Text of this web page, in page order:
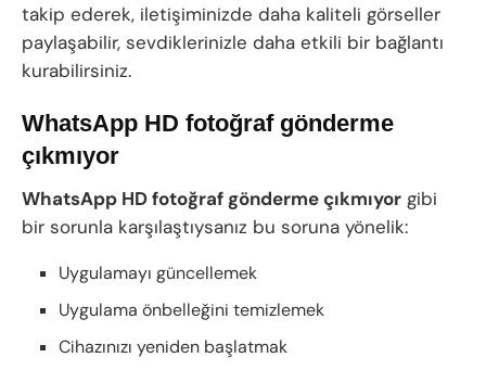
takip ederek, iletişiminizde daha kaliteli görseller
paylaşabilir, sevdiklerinizle daha etkili bir bağlantı
kurabilirsiniz.
WhatsApp HD fotoğraf gönderme
çıkmıyor
WhatsApp HD fotoğraf gönderme çıkmıyor gibi
bir sorunla karşılaştıysanız bu soruna yönelik:
Uygulamayı güncellemek
Uygulama önbelleğini temizlemek
Cihazınızı yeniden başlatmak